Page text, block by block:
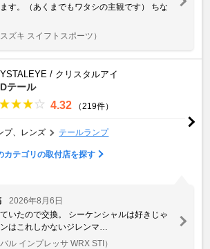
す。（あくまでもワタシの主観です） ちな
スズキ スイフトスポーツ）
/ クリスタルアイ
テール
4.32 （219件）
プ、レンズ テールランプ
カテゴリの取付店を探す
2026年8月6日
いたので交換。 シーケンシャルは好きじゃ
はこれしかないジレンマ…
ル インプレッサ WRX STI）